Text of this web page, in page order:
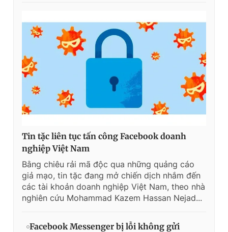
Tin tặc liên tục tấn công Facebook doanh
nghiệp Việt Nam
Bằng chiêu rải mã độc qua những quảng cáo
giả mạo, tin tặc đang mở chiến dịch nhắm đến
các tài khoản doanh nghiệp Việt Nam, theo nhà
nghiên cứu Mohammad Kazem Hassan Nejad...
Facebook Messenger bị lỗi không gửi